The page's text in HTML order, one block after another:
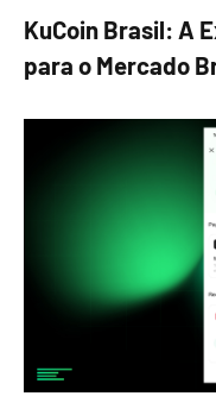
KuCoin Brasil: A
para o Mercado